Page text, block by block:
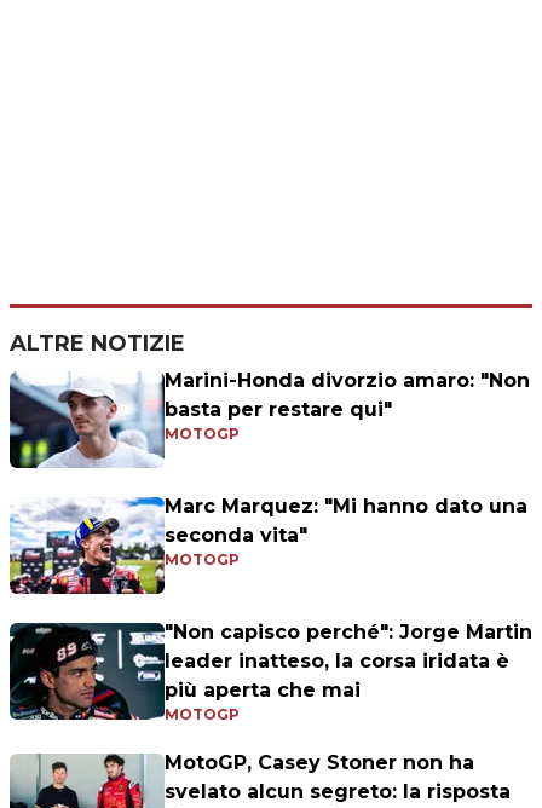
ALTRE NOTIZIE
Marini-Honda divorzio amaro: "Non
basta per restare qui"
MOTOGP
Marc Marquez: "Mi hanno dato una
seconda vita"
MOTOGP
"Non capisco perché": Jorge Martin
leader inatteso, la corsa iridata è
più aperta che mai
MOTOGP
MotoGP, Casey Stoner non ha
svelato alcun segreto: la risposta